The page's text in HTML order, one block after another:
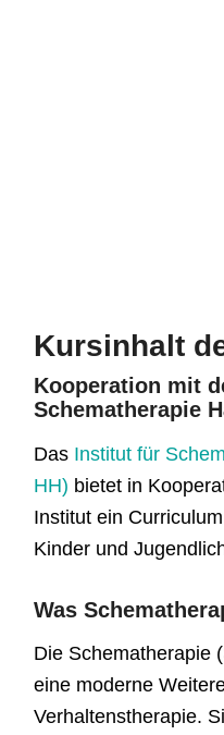
Kursinhalt
Kooperation mit
Schematherapie
Das Institut für
HH) bietet in
Institut ein
Kinder und
Was
Die Schematherapie
eine moderne
Verhaltenstherapie.